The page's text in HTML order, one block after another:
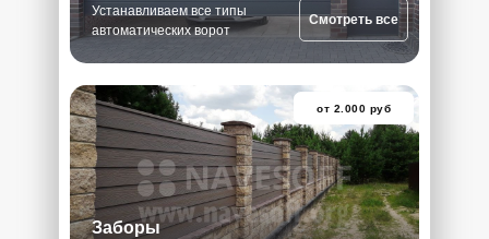
Заборы
от 2.000 руб
Устанавливаем все типы
автоматических ворот
Смотреть все